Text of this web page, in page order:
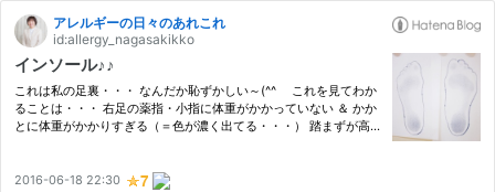
アレルギーの日々のあれこれ
id:allergy_nagasakikko
インソール♪♪
これは私の足裏・・・ なんだか恥ずかしい～(^^ゞ これを見てわか
ることは・・・ 右足の薬指・小指に体重がかかっていない ＆ かか
とに体重がかかりすぎる（＝色が濃く出てる・・・） 踏まずが高
2016-06-18 22:30